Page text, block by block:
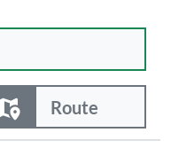
Route